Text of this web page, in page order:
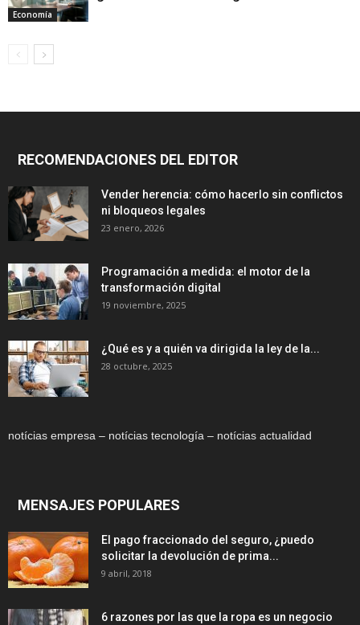
Economía
RECOMENDACIONES DEL EDITOR
Vender herencia: cómo hacerlo sin conflictos
ni bloqueos legales
23 enero, 2026
Programación a medida: el motor de la
transformación digital
19 noviembre, 2025
¿Qué es y a quién va dirigida la ley de la...
28 octubre, 2025
notícias empresa – notícias tecnología – notícias actualidad
MENSAJES POPULARES
El pago fraccionado del seguro, ¿puedo
solicitar la devolución de prima...
9 abril, 2018
6 razones por las que la ropa es un negocio